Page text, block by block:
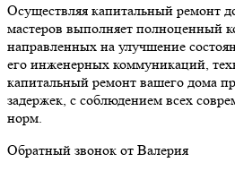
Осуществляя капитальный ремонт
мастеров выполняет полноценный
направленных на улучшение
его инженерных коммуникаций,
капитальный ремонт вашего дома
задержек, с соблюдением всех
норм.
Обратный звонок от Валерия